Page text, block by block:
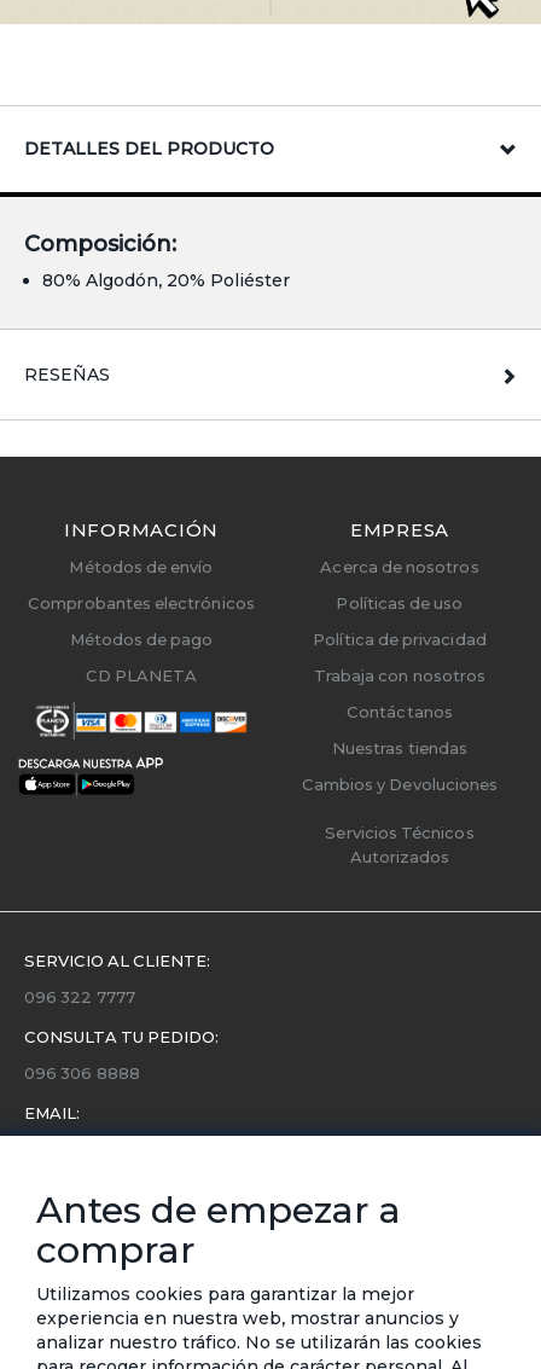
DETALLES DEL PRODUCTO
Composición:
80% Algodón, 20% Poliéster
RESEÑAS
INFORMACIÓN
Métodos de envío
Comprobantes electrónicos
Métodos de pago
CD PLANETA
EMPRESA
Acerca de nosotros
Políticas de uso
Política de privacidad
Trabaja con nosotros
Contáctanos
Nuestras tiendas
Cambios y Devoluciones
Servicios Técnicos
Autorizados
SERVICIO AL CLIENTE:
096 322 7777
CONSULTA TU PEDIDO:
096 306 8888
EMAIL:
Conoce toda la información sobre últimas colecciones,
eventos y ofertas.
Subscríbete a nuestro newsletter
SUSCRIBIRSE
Antes de empezar a
comprar
Utilizamos cookies para garantizar la mejor
experiencia en nuestra web, mostrar anuncios y
analizar nuestro tráfico. No se utilizarán las cookies